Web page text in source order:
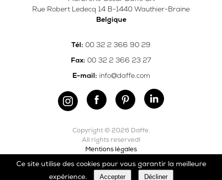
Rue Robert Ledecq 14 B-1440 Wauthier-Braine
Belgique
Tél: 00 32 2 366 90 29
Fax: 00 32 2 366 23 27
E-mail: info@daffe.com
Copyright © 2026 Daffe.
All rights reserved!
Mentions légales
Carefully crafted byErgonomic
Ce site utilise des cookies pour vous garantir la meilleure
expérience.
Accepter Décliner